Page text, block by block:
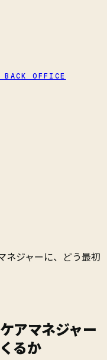
BACK OFFICE
ネジャーに、どう最初
アマネジャー
るか